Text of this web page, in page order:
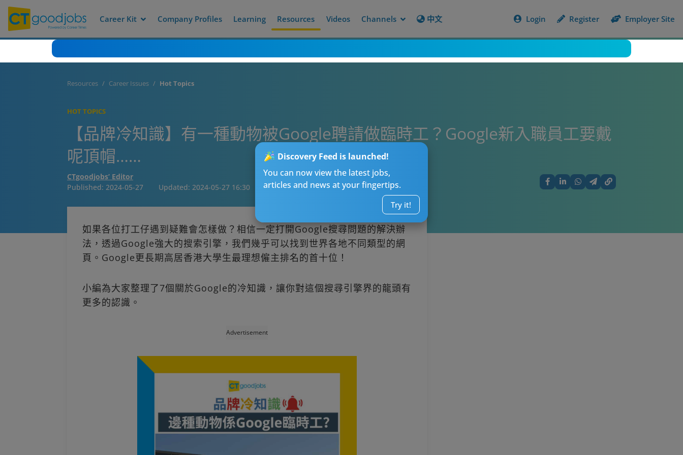
Career Kit Company Profiles Learning Resources Videos Channels 中文 Login Register Employer Site
Discovery Feed is launched!
You can now view the latest jobs,
articles and news at your fingertips.
Try it!
Resources Career Issues Hot Topics
HOT TOPICS
【品牌冷知識】有一種動物被Google聘請做臨時工？Google新入職員工要戴
呢頂帽……
CTgoodjobs’ Editor
Published: 2024-05-27 Updated: 2024-05-27 16:30
如果各位打工仔遇到疑難會怎樣做？相信一定打開Google搜尋問題的解決辦
法，透過Google強大的搜索引擎，我們幾乎可以找到世界各地不同類型的網
頁。Google更長期高居香港大學生最理想僱主排名的首十位！
小編為大家整理了7個關於Google的冷知識，讓你對這個搜尋引擎界的龍頭有
更多的認識。
Advertisement